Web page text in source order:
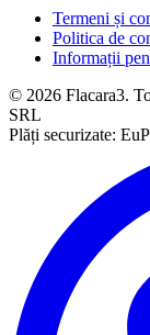
Termeni și
Politica de
Informații
© 2026 Flacara3.
SRL
Plăți securizate: